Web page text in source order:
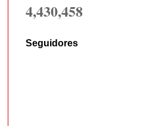
4,430,458
Seguidores